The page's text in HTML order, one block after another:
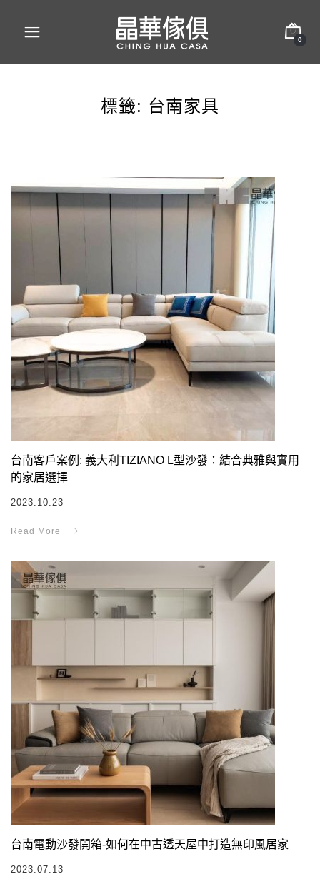
0
標籤: 台南家具
台南客戶案例: 義大利TIZIANO L型沙發：結合典雅與實用
的家居選擇
2023.10.23
台南電動沙發開箱-如何在中古透天屋中打造無印風居家
2023.07.13